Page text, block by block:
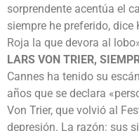
sorprendente acentúa el
siempre he preferido, dice
Roja la que devora al
LARS VON TRIER,
Cannes ha tenido su
años que se declara
Von Trier, que volvió al
depresión. La razón: sus